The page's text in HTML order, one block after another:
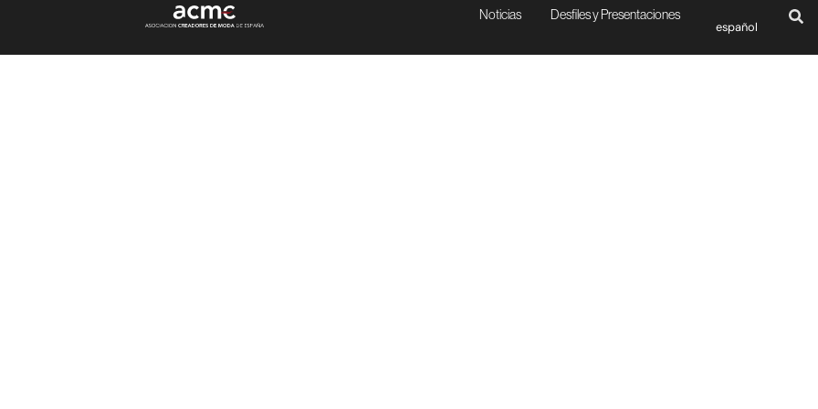
Noticias Desfiles y Presentaciones
español